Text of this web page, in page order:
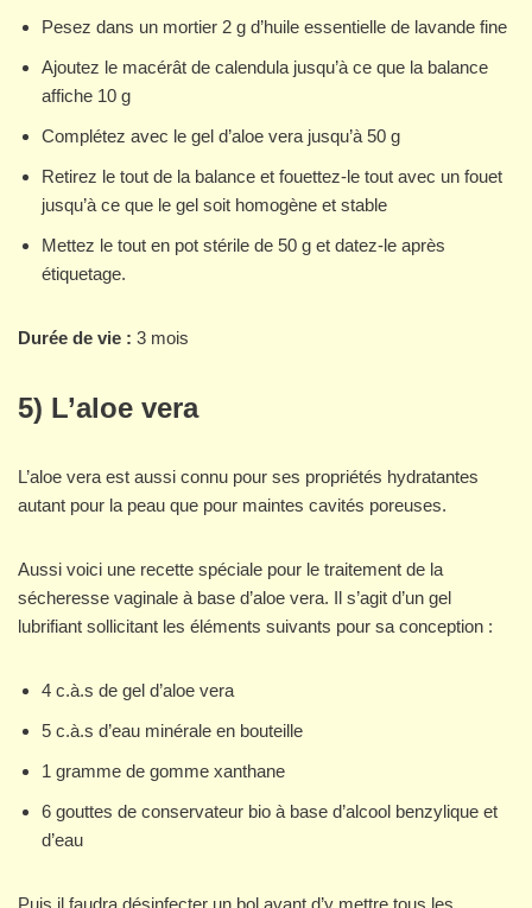
Pesez dans un mortier 2 g d’huile essentielle de lavande fine
Ajoutez le macérât de calendula jusqu’à ce que la balance
affiche 10 g
Complétez avec le gel d’aloe vera jusqu’à 50 g
Retirez le tout de la balance et fouettez-le tout avec un fouet
jusqu’à ce que le gel soit homogène et stable
Mettez le tout en pot stérile de 50 g et datez-le après
étiquetage.
Durée de vie : 3 mois
5) L’aloe vera
L’aloe vera est aussi connu pour ses propriétés hydratantes
autant pour la peau que pour maintes cavités poreuses.
Aussi voici une recette spéciale pour le traitement de la
sécheresse vaginale à base d’aloe vera. Il s’agit d’un gel
lubrifiant sollicitant les éléments suivants pour sa conception :
4 c.à.s de gel d’aloe vera
5 c.à.s d’eau minérale en bouteille
1 gramme de gomme xanthane
6 gouttes de conservateur bio à base d’alcool benzylique et
d’eau
Puis il faudra désinfecter un bol avant d’y mettre tous les